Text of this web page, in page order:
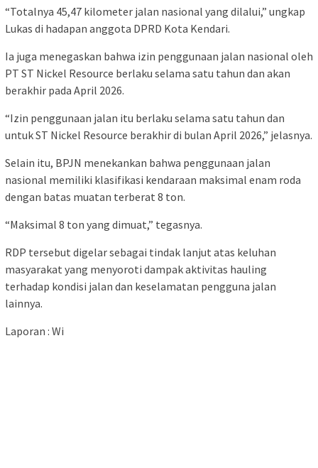
“Totalnya 45,47 kilometer jalan nasional yang dilalui,” ungkap
Lukas di hadapan anggota DPRD Kota Kendari.
Ia juga menegaskan bahwa izin penggunaan jalan nasional oleh
PT ST Nickel Resource berlaku selama satu tahun dan akan
berakhir pada April 2026.
“Izin penggunaan jalan itu berlaku selama satu tahun dan
untuk ST Nickel Resource berakhir di bulan April 2026,” jelasnya.
Selain itu, BPJN menekankan bahwa penggunaan jalan
nasional memiliki klasifikasi kendaraan maksimal enam roda
dengan batas muatan terberat 8 ton.
“Maksimal 8 ton yang dimuat,” tegasnya.
RDP tersebut digelar sebagai tindak lanjut atas keluhan
masyarakat yang menyoroti dampak aktivitas hauling
terhadap kondisi jalan dan keselamatan pengguna jalan
lainnya.
Laporan : Wi